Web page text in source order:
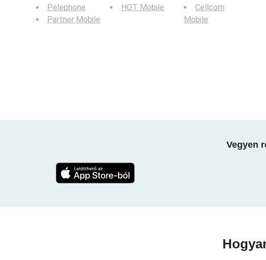
Pelephone
Partner Mobile
HOT Mobile
Cellcom
Mobile
Vegyen